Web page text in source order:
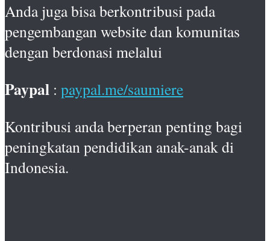
Anda juga bisa berkontribusi pada
pengembangan website dan komunitas
dengan berdonasi melalui
Paypal : paypal.me/saumiere
Kontribusi anda berperan penting bagi
peningkatan pendidikan anak-anak di
Indonesia.